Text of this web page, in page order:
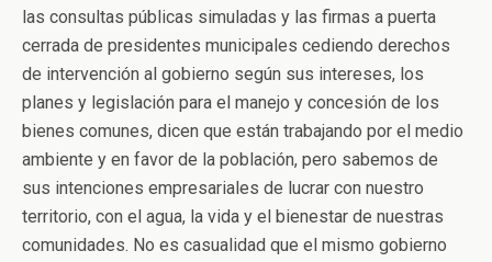
las consultas públicas simuladas y las firmas a puerta
cerrada de presidentes municipales cediendo derechos
de intervención al gobierno según sus intereses, los
planes y legislación para el manejo y concesión de los
bienes comunes, dicen que están trabajando por el medio
ambiente y en favor de la población, pero sabemos de
sus intenciones empresariales de lucrar con nuestro
territorio, con el agua, la vida y el bienestar de nuestras
comunidades. No es casualidad que el mismo gobierno